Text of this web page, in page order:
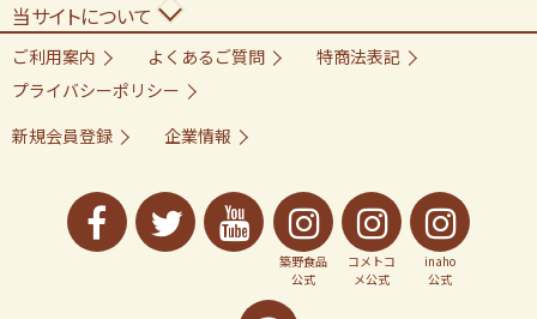
当サイトについて
ご利用案内 よくあるご質問
特商法表記
プライバシーポリシー
新規会員登録
企業情報
築野食品
公式
コメトコ
メ公式
inaho
公式